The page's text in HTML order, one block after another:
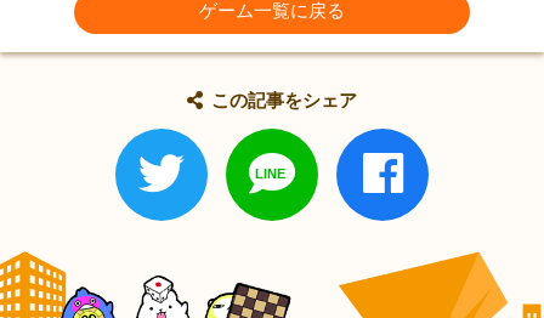
ゲーム一覧に戻る
この記事をシェア